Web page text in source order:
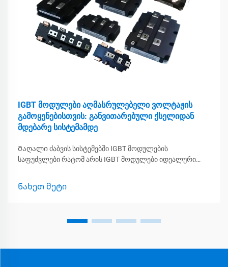
IGBT მოდულები აღმასრულებელი ვოლტაჟის
გამოყენებისთვის: განვითარებული ქსელიდან
მდებარე სისტემამდე
Მაღალი ძაბვის სისტემებში IGBT მოდულების
საფუძვლები რატომ არის IGBT მოდულები იდეალური
უნდა გაუმძლუროს მნიშვნელოვან ელექტრულ
Ნახეთ მეტი